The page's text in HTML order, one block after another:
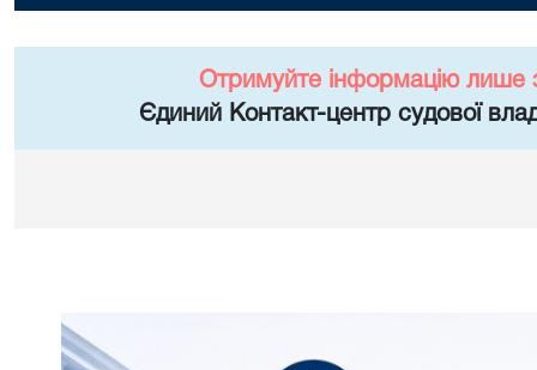
Отримуйте інформацію лише
Єдиний Контакт-центр судової